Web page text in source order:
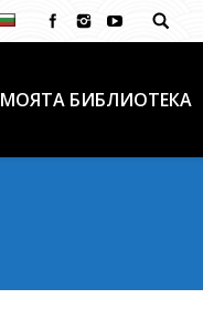
МОЯТА БИБЛИОТЕКА